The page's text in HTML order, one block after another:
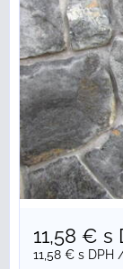
11,58 € s
11,58 € s DPH